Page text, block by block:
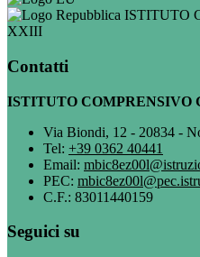
ISTITUTO
XXIII
Contatti
ISTITUTO COMPRENSIVO
Via Biondi, 12 - 20834 -
Tel: +39 0362 40441
Email:
PEC:
C.F.: 83011440159
Seguici su